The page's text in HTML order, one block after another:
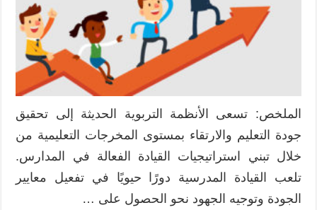
لتحقيق
الجودة
والاعتماد
المدرسي
في
المؤسسات
التعليمية
مغلقة
الملخص: تسعى الأنظمة التربوية الحديثة إلى تحقيق
جودة التعليم والارتقاء بمستوى المخرجات التعليمية من
خلال تبني استراتيجيات القيادة الفعالة في المدارس.
تلعب القيادة المدرسية دورًا حيويًا في تفعيل معايير
الجودة وتوجيه الجهود نحو الحصول على …